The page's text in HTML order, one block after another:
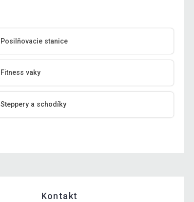
Posilňovacie stanice
Fitness vaky
Steppery a schodíky
Kontakt